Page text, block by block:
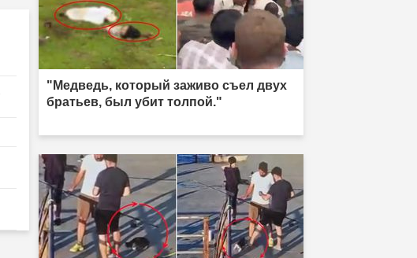
"Медведь, который заживо съел двух
братьев, был убит толпой."